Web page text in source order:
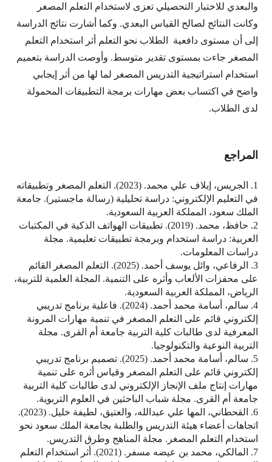
والبعدي للاختبار التحصيلي تعزى لاستخدام التعلم المصغر
وكانت النتائج لصالح القياس البعدي. وكما أشارت نتائج الدراسة
إلى أن مستوى دافعية الطلاب نحو التعلم أثر استخدام التعلم
المصغر جاءت بمستوى تقدير متوسط. وأوصت الدراسة بتعميم
استخدام استراتيجية التدريس المصغر لما لها من أثر إيجابي
واضح في اكتساب بعض مهارات برمجة التطبيقات المحمولة
لدى الطلاب.
المراجع
1. الجريس، إيلاف علي محمد. (2023). التعلم المصغر وتطبيقاته
في التعليم الإلكتروني: دراسة تحليلية (رسالة ماجستير). جامعة
الملك سعود، المملكة العربية السعودية.
2. حافظ، محمد. (2019). تطبيقات الهواتف الذكية في المكتبات
العربية: دراسة استخدام وبرمجة تطبيقات تعليمية. مجلة
دراسات المعلومات.
3. الرفاعي، وائل يوسف أحمد. (2025). التعلم المصغر القائم
على محفزات الألعاب وأثره على التنمية. المجلة العلمية للتربية،
الرياض، المملكة العربية السعودية.
4. سالم، أسامة محمد أحمد. (2024). فاعلية برنامج تدريبي
إلكتروني قائم على التعلم المصغر في تنمية مهارات المرونة
المعرفية لدى طالبات كلية التربية جامعة أم القرى. مجلة
التربية النوعية والتكنولوجيا.
5. سالم، أسامة محمد أحمد. (2025). تصميم برنامج تدريبي
إلكتروني قائم على التعلم المصغر وقياس أثره على تنمية
مهارات إنتاج ملف الإنجاز الإلكتروني لدى طالبات كلية التربية
جامعة أم القرى. مجلة شباب الباحثين في العلوم التربوية.
6. القحطاني، المها علي عبدالله، والعتيق، لطيفة خليل. (2023).
اتجاهات أعضاء هيئة التدريس والطلبة بجامعة الملك سعود نحو
استخدام التعلم المصغر. مجلة المناهج وطرق التدريس.
7. المالكي، محمد بن عيضه مسفر. (2021). أثر استخدام التعلم